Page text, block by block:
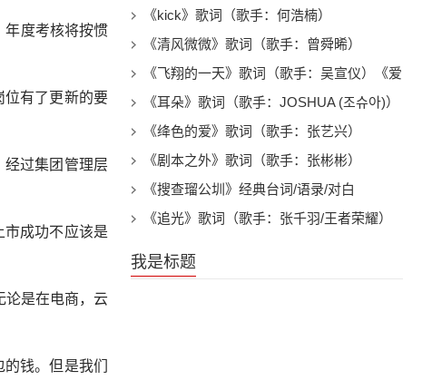
年度考核将按惯
位有了更新的要
过集团管理层
成功不应该是
论是在电商，云
钱。但是我们
《kick》歌词（歌手：何浩楠）
《清风微微》歌词（歌手：曾舜晞）
《飞翔的一天》歌词（歌手：吴宣仪）《爱
上另一个我》电视剧插曲
《耳朵》歌词（歌手：JOSHUA (조슈아)）
《绛色的爱》歌词（歌手：张艺兴）
《剧本之外》歌词（歌手：张彬彬）
《搜查瑠公圳》经典台词/语录/对白
《追光》歌词（歌手：张千羽/王者荣耀）
我是标题